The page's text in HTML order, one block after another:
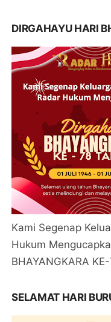
DIRGAHAYU HARI
Kami Segenap
Hukum
BHAYANGKARA
SELAMAT HARI